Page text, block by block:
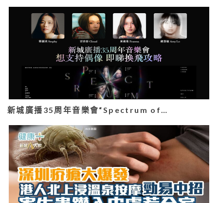
新城廣播35周年音樂會“Spectrum of…